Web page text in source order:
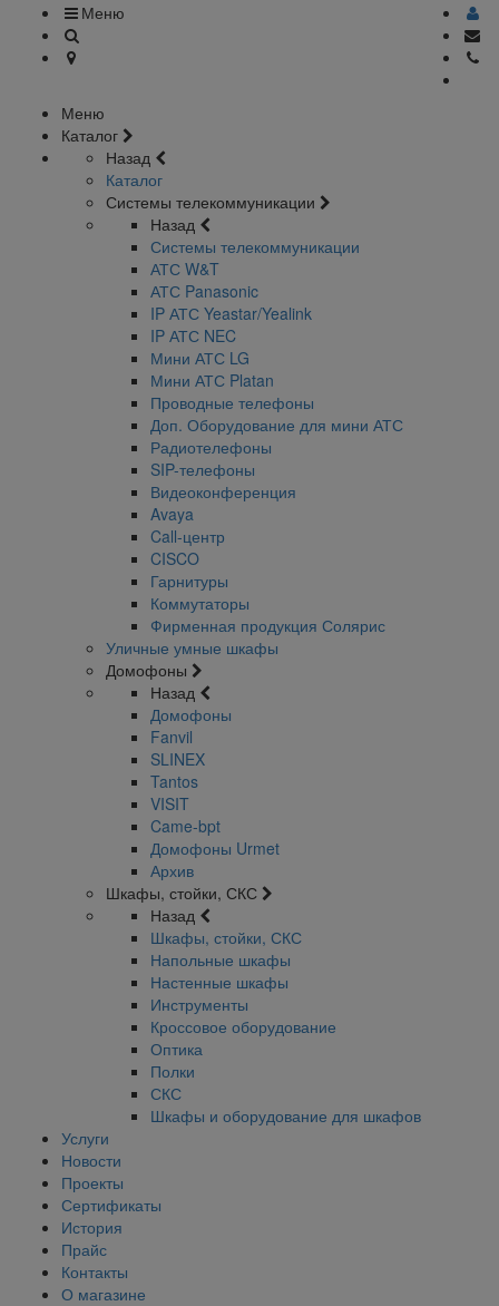
Меню
Меню
Каталог
Назад
Каталог
Системы телекоммуникации
Назад
Системы телекоммуникации
АТС W&T
АТС Panasonic
IP АТС Yeastar/Yealink
IP АТС NEC
Мини АТС LG
Мини АТС Platan
Проводные телефоны
Доп. Оборудование для мини АТС
Радиотелефоны
SIP-телефоны
Видеоконференция
Avaya
Call-центр
CISCO
Гарнитуры
Коммутаторы
Фирменная продукция Солярис
Уличные умные шкафы
Домофоны
Назад
Домофоны
Fanvil
SLINEX
Tantos
VISIT
Came-bpt
Домофоны Urmet
Архив
Шкафы, стойки, СКС
Назад
Шкафы, стойки, СКС
Напольные шкафы
Настенные шкафы
Инструменты
Кроссовое оборудование
Оптика
Полки
СКС
Шкафы и оборудование для шкафов
Услуги
Новости
Проекты
Сертификаты
История
Прайс
Контакты
О магазине